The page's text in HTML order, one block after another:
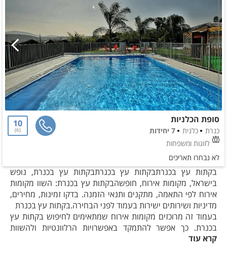
סופת הכלניות
כנרת כלנית
7 יחידות
לזוגות ומשפחות
10
6
לא נבחרו תאריכים
קרא עוד
בקתות עץ בכנרתבקתות עץ בכנרתבקתות עץ בכנרת, נופש
בישראל, מקומות אירוח, חופשהבקתות עץ בכנרת: השוו מקומות
אירוח לפי התאמה, מתקנים ותנאי הזמנה. בדקו זמינות, מחירים,
מדיניות ושירותים ישירות בעמוד לפני הבחירה.בקתות עץ בכנרת
בעמוד זה מרוכזים מקומות אירוח שמתאימים לחיפוש בקתות עץ
בכנרת. כך אפשר להתמקד באפשרויות הרלוונטיות ולהשוות
ביניהן לפי הרכב האורחים, רמת הפרטיות ומטרת החופשה.